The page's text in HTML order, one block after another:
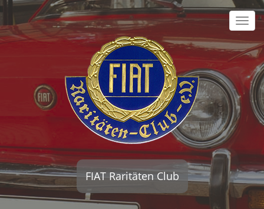
Direkt
Inhalt
FIAT Raritäten Club